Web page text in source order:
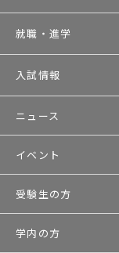
就職・進学
入試情報
ニュース
イベント
受験生の方
学内の方